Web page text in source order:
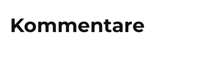
Kommentare